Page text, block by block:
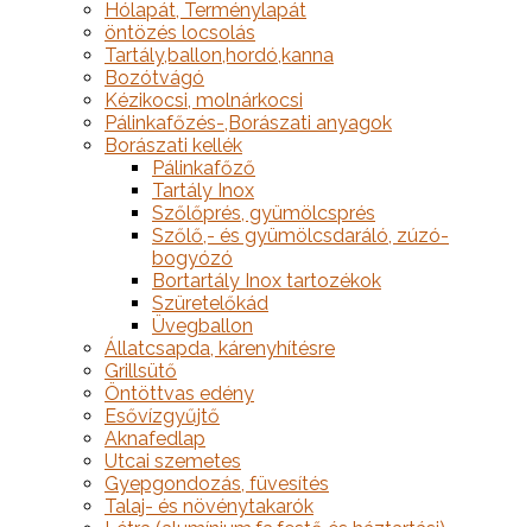
Hólapát, Terménylapát
öntözés locsolás
Tartály,ballon,hordó,kanna
Bozótvágó
Kézikocsi, molnárkocsi
Pálinkafőzés-,Borászati anyagok
Borászati kellék
Pálinkafőző
Tartály Inox
Szőlőprés, gyümölcsprés
Szőlő,- és gyümölcsdaráló, zúzó-
bogyózó
Bortartály Inox tartozékok
Szüretelőkád
Üvegballon
Állatcsapda, kárenyhítésre
Grillsütő
Öntöttvas edény
Esővízgyűjtő
Aknafedlap
Utcai szemetes
Gyepgondozás, füvesítés
Talaj- és növénytakarók